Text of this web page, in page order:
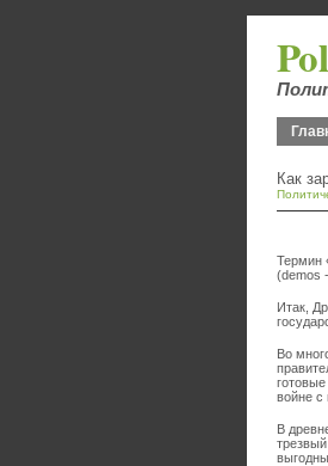
Как
Термин
(demos
Итак,
Во
войне с
В